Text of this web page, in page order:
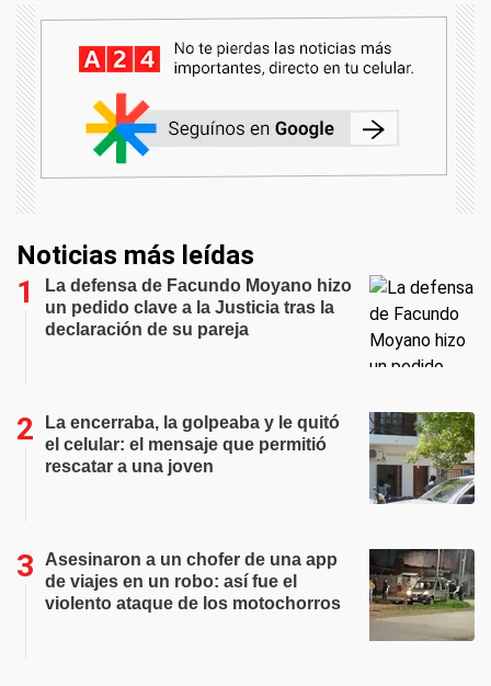
Noticias más leídas
La defensa de Facundo Moyano hizo
un pedido clave a la Justicia tras la
declaración de su pareja
La encerraba, la golpeaba y le quitó
el celular: el mensaje que permitió
rescatar a una joven
Asesinaron a un chofer de una app
de viajes en un robo: así fue el
violento ataque de los motochorros